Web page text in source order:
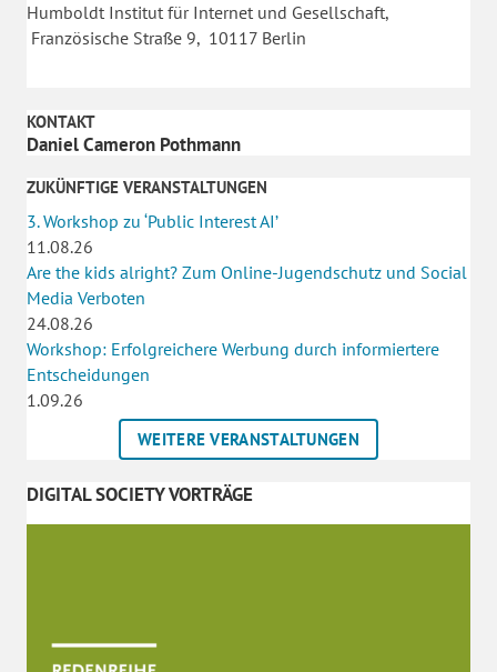
Humboldt Institut für Internet und Gesellschaft,
Französische Straße 9, 10117 Berlin
KONTAKT
Daniel Cameron Pothmann
ZUKÜNFTIGE VERANSTALTUNGEN
3. Workshop zu ‘Public Interest AI’
11.08.26
Are the kids alright? Zum Online-Jugendschutz und Social
Media Verboten
24.08.26
Workshop: Erfolgreichere Werbung durch informiertere
Entscheidungen
1.09.26
WEITERE VERANSTALTUNGEN
DIGITAL SOCIETY VORTRÄGE